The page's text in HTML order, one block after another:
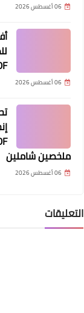
06 أغسطس 2026
06 أغسطس 2026
ملخصين شاملين
06 أغسطس 2026
التعليقات